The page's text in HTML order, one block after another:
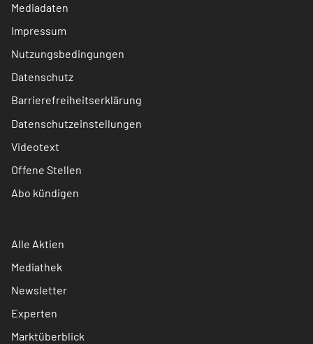
Mediadaten
Impressum
Nutzungsbedingungen
Datenschutz
Barrierefreiheitserklärung
Datenschutzeinstellungen
Videotext
Offene Stellen
Abo kündigen
Alle Aktien
Mediathek
Newsletter
Experten
Marktüberblick